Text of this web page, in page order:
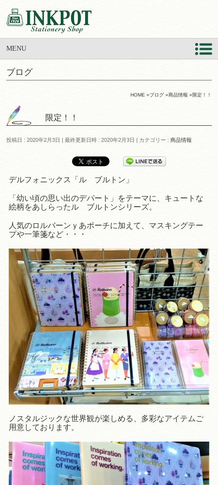
MENU
ブログ
HOME »ブログ»商品情報 »限定！！
限定！！
投稿日 : 2020年2月3日 最終更新日時 : 2020年2月3日 カテゴリー :商品情報
デルフォニックス「ル ブルトン」
「幼い頃の思い出のデパート」をテーマに、キュートな
絵柄をあしらったル ブルトンシリーズ。
人気のロルバーンｙあポーチに加えて、マスキングテー
プや一筆箋など・・・
ノスタルジックな世界観が楽しめる、多彩なアイテムご
用意しております。